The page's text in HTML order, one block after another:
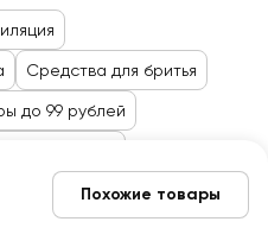
Средства для бритья
до 99 рублей
Похожие товары